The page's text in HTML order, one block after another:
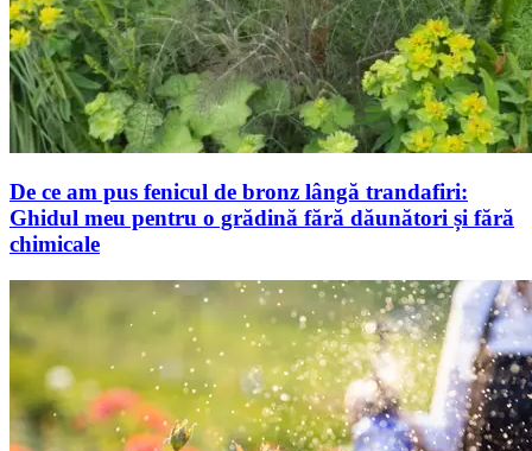
De ce am pus fenicul de bronz lângă trandafiri:
Ghidul meu pentru o grădină fără dăunători și fără
chimicale